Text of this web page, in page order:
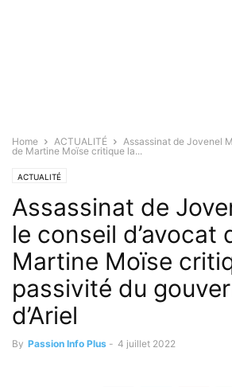
Home ACTUALITÉ
Assassinat de Jovenel
de Martine Moïse critique la...
ACTUALITÉ
Assassinat de
le conseil d’avocat
Martine Moïse
passivité du
d’Ariel
By Passion Info Plus - 4 juillet 2022